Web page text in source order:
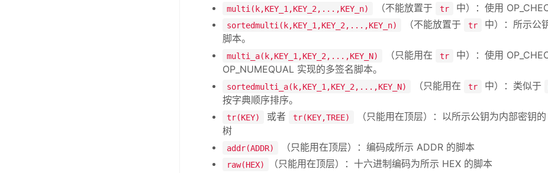
multi(k,KEY_1,KEY_2,...,KEY_n) （不能放置于 tr 中）：使用
sortedmulti(k,KEY_1,KEY_2,...,KEY_n) （不能放置于 tr
中）：所示公
脚本。
multi_a(k,KEY_1,KEY_2,...,KEY_N) （只能用在 tr
中）：使用
OP_NUMEQUAL 实现的多签名脚本。
sortedmulti_a(k,KEY_1,KEY_2,...,KEY_N) （只能用在 tr 中）：类似于
按字典顺序排序。
tr(KEY) 或者 tr(KEY,TREE)
（只能用在顶层）：以所示公钥为内部密钥
树
addr(ADDR) （只能用在顶层）：编码成所示 ADDR 的脚本
raw(HEX) （只能用在顶层）：十六进制编码为所示 HEX 的脚本